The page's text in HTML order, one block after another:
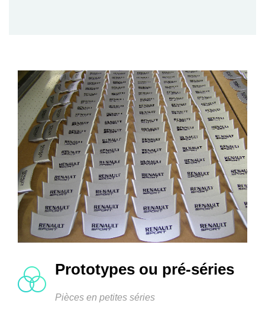
Prototypes ou pré-séries
Pièces en petites séries